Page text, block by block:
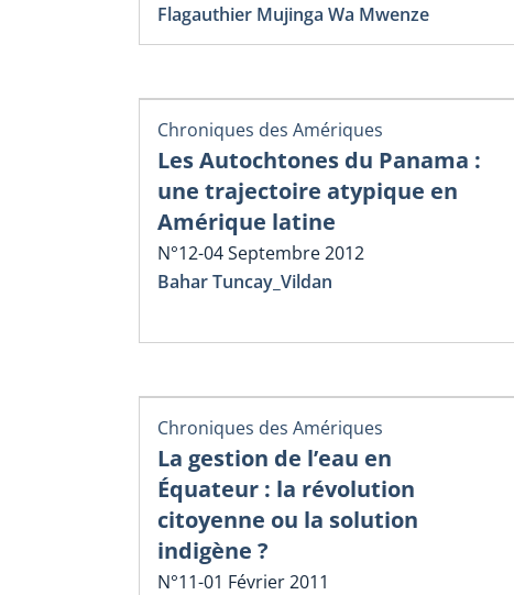
Flagauthier Mujinga Wa Mwenze
Chroniques des Amériques
Les Autochtones du Panama :
une trajectoire atypique en
Amérique latine
N°12-04 Septembre 2012
Bahar Tuncay_Vildan
Chroniques des Amériques
La gestion de l’eau en
Équateur : la révolution
citoyenne ou la solution
indigène ?
N°11-01 Février 2011